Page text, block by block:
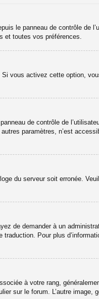
le panneau de contrôle de
et toutes vos préférences.
vous activez cette option,
de contrôle de
paramètres, n’est
du serveur soit erronée.
de demander à un
Pour plus
à votre rang,
sur le forum. L’autre image,